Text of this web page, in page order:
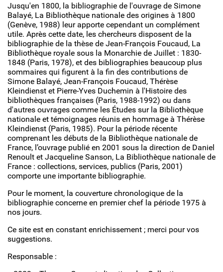
Jusqu'en 1800, la bibliographie de l'ouvrage de Simone
Balayé, La Bibliothèque nationale des origines à 1800
(Genève, 1988) leur apporte cependant un complément
utile. Après cette date, les chercheurs disposent de la
bibliographie de la thèse de Jean-François Foucaud, La
Bibliothèque royale sous la Monarchie de Juillet : 1830-
1848 (Paris, 1978), et des bibliographies beaucoup plus
sommaires qui figurent à la fin des contributions de
Simone Balayé, Jean-François Foucaud, Thérèse
Kleindienst et Pierre-Yves Duchemin à l'Histoire des
bibliothèques françaises (Paris, 1988-1992) ou dans
d'autres ouvrages comme les Études sur la Bibliothèque
nationale et témoignages réunis en hommage à Thérèse
Kleindienst (Paris, 1985). Pour la période récente
comprenant les débuts de la Bibliothèque nationale de
France, l’ouvrage publié en 2001 sous la direction de Daniel
Renoult et Jacqueline Sanson, La Bibliothèque nationale de
France : collections, services, publics (Paris, 2001)
comporte une importante bibliographie.
Pour le moment, la couverture chronologique de la
bibliographie concerne en premier chef la période 1975 à
nos jours.
Ce site est en constant enrichissement ; merci pour vos
suggestions.
Responsable :